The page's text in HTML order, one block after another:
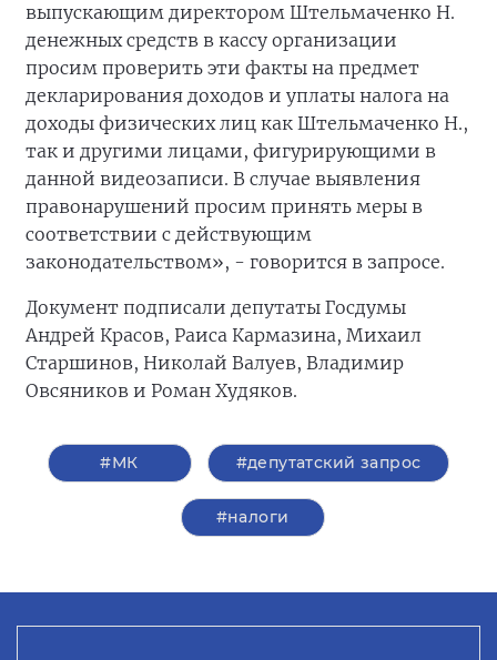
выпускающим директором Штельмаченко Н.
денежных средств в кассу организации
просим проверить эти факты на предмет
декларирования доходов и уплаты налога на
доходы физических лиц как Штельмаченко Н.,
так и другими лицами, фигурирующими в
данной видеозаписи. В случае выявления
правонарушений просим принять меры в
соответствии с действующим
законодательством», - говорится в запросе.
Документ подписали депутаты Госдумы
Андрей Красов, Раиса Кармазина, Михаил
Старшинов, Николай Валуев, Владимир
Овсяников и Роман Худяков.
#МК #депутатский запрос
#налоги